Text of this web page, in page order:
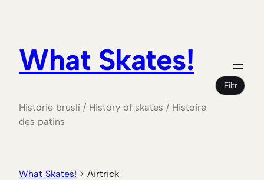
What Skates!
Historie bruslí / History of skates / Histoire
des patins
Filtr
What Skates! > Airtrick